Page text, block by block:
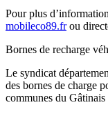
Pour plus
mobileco89.frou
Bornes de recharge
Le syndicat
des bornes de charge
communes du Gâtinais